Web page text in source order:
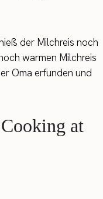
der Milchreis noch
warmen Milchreis
Oma erfunden und